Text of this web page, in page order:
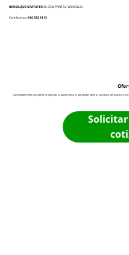
REMOLQUE GRATUITOAL COMPRAR SU VEHÍCULO
Contáctenos:916 932 3113
Lamentablemente, esta oferta ha expirado. La buena noticia es que puedes generar una nueva oferta ahora